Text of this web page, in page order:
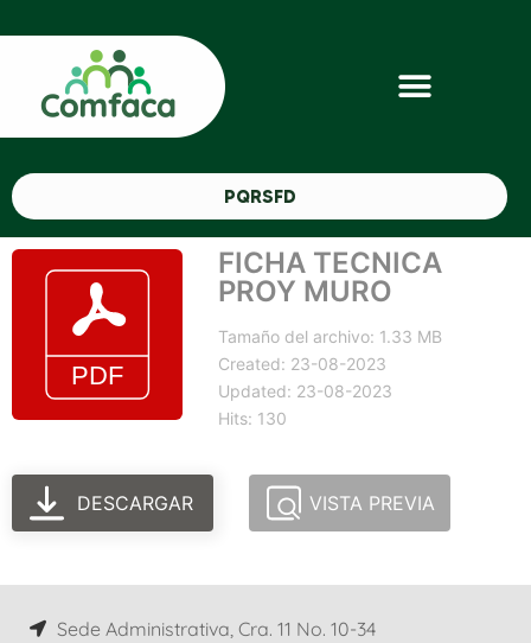
PQRSFD
FICHA TECNICA
PROY MURO
Tamaño del archivo: 1.33 MB
Created: 23-08-2023
Updated: 23-08-2023
Hits: 130
DESCARGAR VISTA PREVIA
Sede Administrativa, Cra. 11 No. 10-34